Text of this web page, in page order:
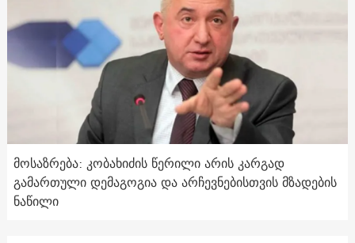
მოსაზრება: კობახიძის წერილი არის კარგად
გამართული დემაგოგია და არჩევნებისთვის მზადების
ნაწილი